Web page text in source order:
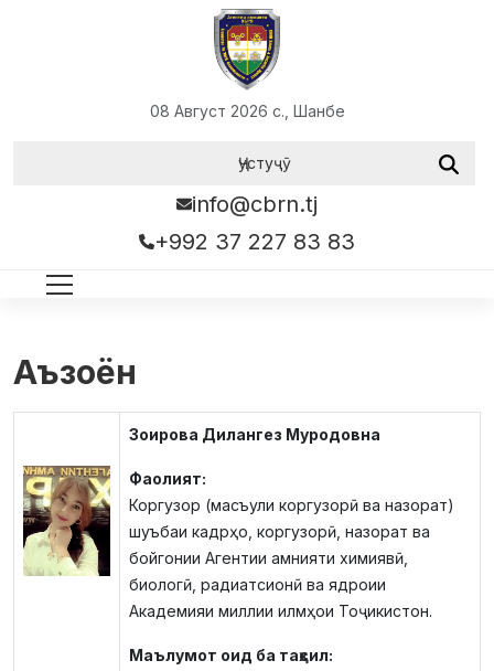
08 Август 2026 с., Шанбе
info@cbrn.tj
+992 37 227 83 83
Аъзоён
Зоирова Дилангез Муродовна
Фаолият:
Коргузор (масъули коргузорӣ ва назорат)
шуъбаи кадрҳо, коргузорӣ, назорат ва
бойгонии Агентии амнияти химиявӣ,
биологӣ, радиатсионӣ ва ядроии
Академияи миллии илмҳои Тоҷикистон.
Маълумот оид ба таҳсил: